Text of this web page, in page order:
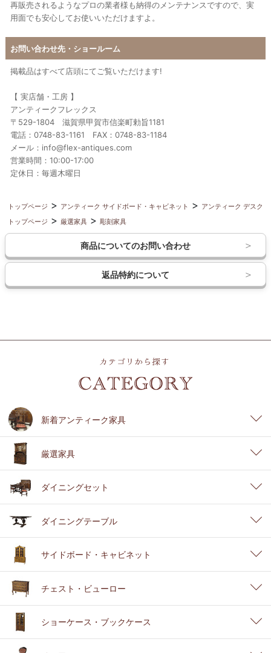
再販売されるようなプロの業者様も納得のメンテナンスですので、実
用面でも安心してお使いいただけますよ。
お問い合わせ先・ショールーム
掲載品はすべて店頭にてご覧いただけます!
【 実店舗・工房 】
アンティークフレックス
〒529-1804 滋賀県甲賀市信楽町勅旨1181
電話：0748-83-1161 FAX：0748-83-1184
メール：info@flex-antiques.com
営業時間：10:00-17:00
定休日：毎週木曜日
トップページ アンティーク サイドボード・キャビネット
アンティーク デスク
トップページ
厳選家具 彫刻家具
商品についてのお問い合わせ
返品特約について
新着アンティーク家具
厳選家具
ダイニングセット
ダイニングテーブル
サイドボード・キャビネット
チェスト・ビューロー
ショーケース・ブックケース